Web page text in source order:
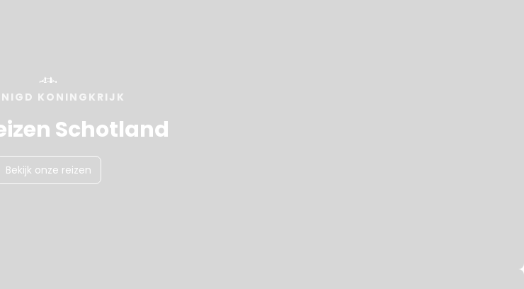
KONINGKRIJK
Schotland
Bekijk onze reizen